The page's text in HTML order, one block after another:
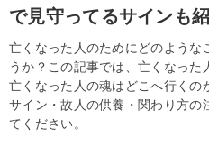
で見守ってるサインも
亡くなった人のためにどのような
うか？この記事では、亡くなった
亡くなった人の魂はどこへ行くの
サイン・故人の供養・関わり方の
てください。